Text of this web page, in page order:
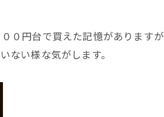
０円台で買えた記憶がありますが
ない様な気がします。